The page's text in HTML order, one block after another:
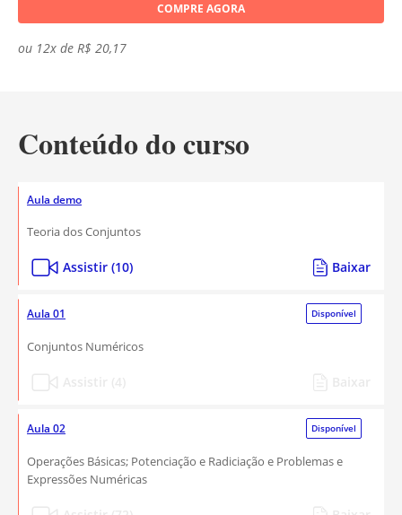
COMPRE AGORA
ou 12x de R$ 20,17
Conteúdo do curso
Aula demo
Teoria dos Conjuntos
Assistir (10) Baixar
Aula 01 Disponível
Conjuntos Numéricos
Aula 02 Disponível
Operações Básicas; Potenciação e Radiciação e Problemas e
Expressões Numéricas